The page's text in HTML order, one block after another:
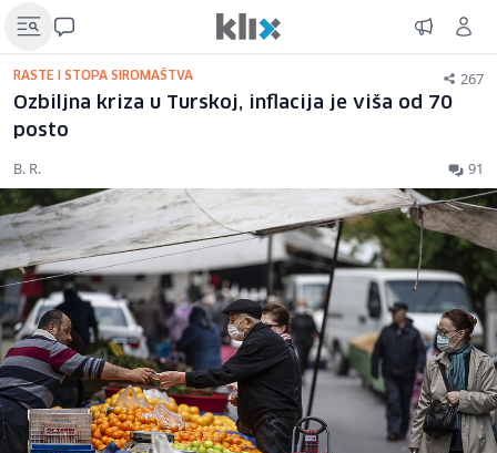
RASTE I STOPA SIROMAŠTVA 267
Ozbiljna kriza u Turskoj, inflacija je viša od 70
posto
B. R. 91